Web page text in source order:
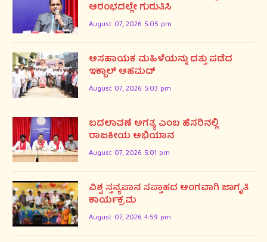
ಆರಂಭದಲ್ಲೇ ಗುರುತಿಸಿ
August 07, 2026 5:05 pm
ಅಸಹಾಯಕ ಮಹಿಳೆಯನ್ನು ದತ್ತು ಪಡೆದ
ಇಕ್ಬಾಲ್ ಅಹಮದ್
August 07, 2026 5:03 pm
ಬದಲಾವಣೆ ಅಗತ್ಯ ಎಂಬ ಹೆಸರಿನಲ್ಲಿ
ರಾಜಕೀಯ ಅಭಿಯಾನ
August 07, 2026 5:01 pm
ವಿಶ್ವ ಸ್ತನ್ಯಪಾನ ಸಪ್ತಾಹದ ಅಂಗವಾಗಿ ಜಾಗೃತಿ
ಕಾರ್ಯಕ್ರಮ
August 07, 2026 4:59 pm